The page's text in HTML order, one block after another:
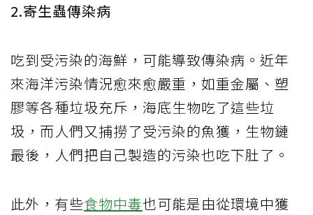
2.寄生蟲傳染病
吃到受污染的海鮮，可能導致傳染病。近年
來海洋污染情況愈來愈嚴重，如重金屬、塑
膠等各種垃圾充斥，海底生物吃了這些垃
圾，而人們又捕撈了受污染的魚獲，生物鏈
最後，人們把自己製造的污染也吃下肚了。
此外，有些食物中毒也可能是由從環境中獲